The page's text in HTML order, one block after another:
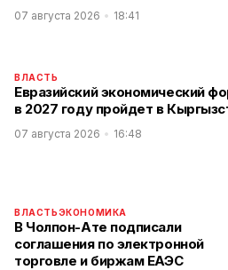
07 августа 2026 18:41
ВЛАСТЬ
Евразийский экономический
в 2027 году пройдет в
07 августа 2026 16:48
ВЛАСТЬЭКОНОМИКА
В Чолпон-Ате подписали
соглашения по электронной
торговле и биржам ЕАЭС